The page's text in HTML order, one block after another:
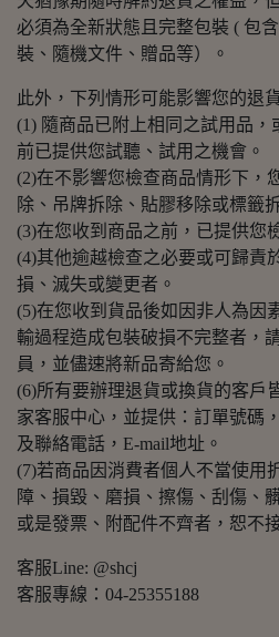
必須為全新狀態且完整包裝 ( 包
裝、隨機文件、贈品等）。
此外，下列情形可能影響您的退
(1) 隨商品已附上相同之試用品
前已提供您試聽、試用之機會。
(2)在不影響您檢查商品情形下，
除、吊牌拆除、貼膠移除或標籤
(3)在您收到商品之前，已提供您
(4)其他逾越檢查之必要或可歸責
損、滅失或變更者。
(5)在您收到貨品後如因非人為因
輸過程造成包裝破損不完整者，
員，並儘速將新品寄給您。
(6)所有要辦理退貨或換貨的客戶
家客服中心，並提供：訂單號碼
及聯絡電話，E-mail地址。
(7)若商品因消費者個人不當使用
障、損毀、磨損、擦傷、刮傷、
或是發票、附配件不齊者，恕不
客服Line: @shcj
客服專線：04-25355188